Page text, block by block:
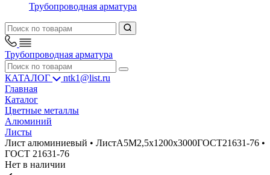
Трубопроводная арматура
Трубопроводная арматура
КАТАЛОГ
ntk1@list.ru
Главная
Каталог
Цветные металлы
Алюминий
Листы
Лист алюминиевый • ЛистА5М2,5х1200х3000ГОСТ21631-76 •
ГОСТ 21631-76
Нет в наличии